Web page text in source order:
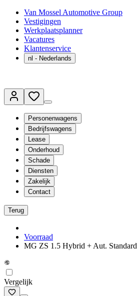
Van Mossel Automotive Group
Vestigingen
Werkplaatsplanner
Vacatures
Klantenservice
nl - Nederlands
Personenwagens
Bedrijfswagens
Lease
Onderhoud
Schade
Diensten
Zakelijk
Contact
Terug
Voorraad
MG ZS 1.5 Hybrid + Aut. Standard
Vergelijk